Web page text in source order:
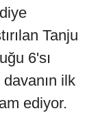
Tanju
6'sı
davanın ilk
ediyor.